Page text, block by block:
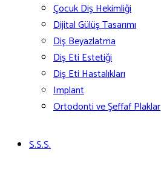
Çocuk Diş Hekimliği
Dijital Gülüş Tasarımı
Diş Beyazlatma
Diş Eti Estetiği
Diş Eti Hastalıkları
Implant
Ortodonti ve Şeffaf Plaklar
S.S.S.